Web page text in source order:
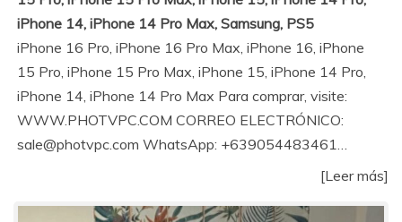
iPhone 14, iPhone 14 Pro Max, Samsung, PS5
iPhone 16 Pro, iPhone 16 Pro Max, iPhone 16, iPhone
15 Pro, iPhone 15 Pro Max, iPhone 15, iPhone 14 Pro,
iPhone 14, iPhone 14 Pro Max Para comprar, visite:
WWW.PHOTVPC.COM CORREO ELECTRÓNICO:
sale@photvpc.com WhatsApp: +639054483461…
[Leer más]